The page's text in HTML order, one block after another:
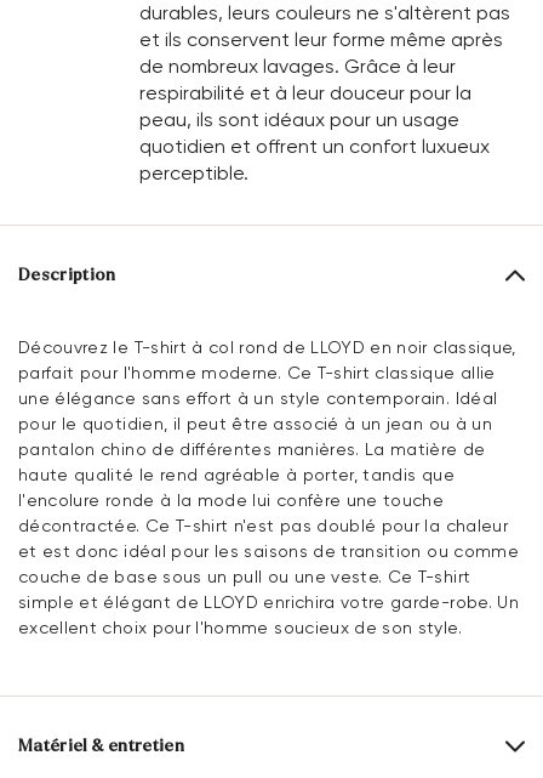
durables, leurs couleurs ne s'altèrent pas
et ils conservent leur forme même après
de nombreux lavages. Grâce à leur
respirabilité et à leur douceur pour la
peau, ils sont idéaux pour un usage
quotidien et offrent un confort luxueux
perceptible.
Description
Découvrez le T-shirt à col rond de LLOYD en noir classique,
parfait pour l'homme moderne. Ce T-shirt classique allie
une élégance sans effort à un style contemporain. Idéal
pour le quotidien, il peut être associé à un jean ou à un
pantalon chino de différentes manières. La matière de
haute qualité le rend agréable à porter, tandis que
l'encolure ronde à la mode lui confère une touche
décontractée. Ce T-shirt n'est pas doublé pour la chaleur
et est donc idéal pour les saisons de transition ou comme
couche de base sous un pull ou une veste. Ce T-shirt
simple et élégant de LLOYD enrichira votre garde-robe. Un
excellent choix pour l'homme soucieux de son style.
Matériel & entretien